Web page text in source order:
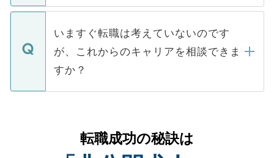
関を公にしてしまうと、応募が殺到する場
に、医療機関が求める条件に合った人材の
みを人材紹介会社に依頼するケースが増え
ています。
定を承諾する必要はありません。内定先へ
の辞退の連絡はキャリアパートナーが行い
個人情報が漏えいすることはありませんの
で、ご安心ください。当サイトからの登録
などで収集したご登録者様の個人情報は、
ご本人のキャリアアップおよび転職活動の
支援を目的に使用いたします。お預かりし
ているすべての個人データはご本人の許可
は、個人情報の取り扱いについての厳密な
管理基準を満たした事業者のみに付与され
いますぐ転職は考えていないのです
が、これからのキャリアを相談できま
すか？
かがいして、現在の医療機関の状況や紹介
経験をまじえながら、適切なアドバイスを
転職成功の秘訣は